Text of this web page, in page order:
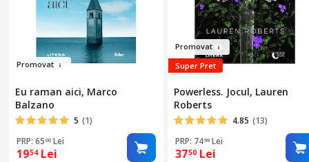
Promovat
Eu raman aici, Marco
Balzano
5 (1)
PRP: 65 00 Lei
1954 Lei
Promovat
Super Pret
Powerless. Jocul, Lauren
Roberts
4.85 (13)
PRP: 7499 Lei
3750 Lei